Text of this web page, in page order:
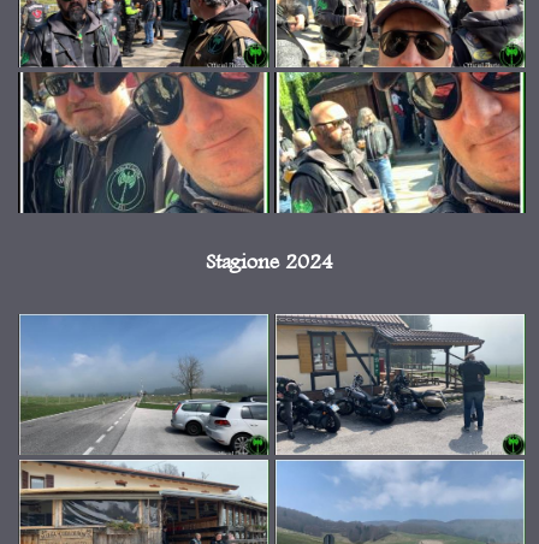
Stagione 2024